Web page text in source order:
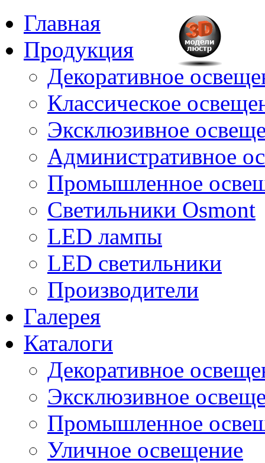
Главная
Продукция
Декоративное
Классическое
Эксклюзивное
Административное
Промышленное
Светильники Osmont
LED лампы
LED светильники
Производители
Галерея
Каталоги
Декоративное
Эксклюзивное
Промышленное
Уличное освещение